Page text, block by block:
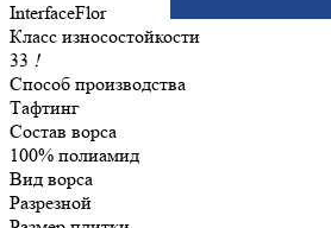
InterfaceFlor
Класс износостойкости
33 !
Способ производства
Тафтинг
Состав ворса
100% полиамид
Вид ворса
Разрезной